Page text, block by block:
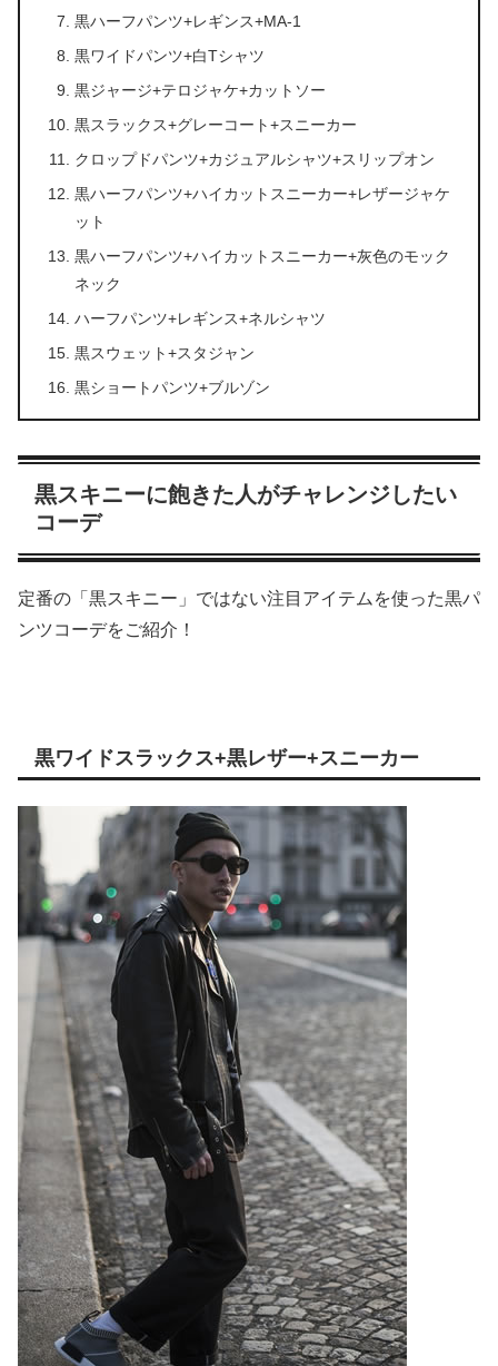
黒ハーフパンツ+レギンス+MA-1
黒ワイドパンツ+白Tシャツ
黒ジャージ+テロジャケ+カットソー
黒スラックス+グレーコート+スニーカー
クロップドパンツ+カジュアルシャツ+スリップオン
黒ハーフパンツ+ハイカットスニーカー+レザージャケ
ット
黒ハーフパンツ+ハイカットスニーカー+灰色のモック
ネック
ハーフパンツ+レギンス+ネルシャツ
黒スウェット+スタジャン
黒ショートパンツ+ブルゾン
黒スキニーに飽きた人がチャレンジしたい
コーデ
定番の「黒スキニー」ではない注目アイテムを使った黒パ
ンツコーデをご紹介！
黒ワイドスラックス+黒レザー+スニーカー